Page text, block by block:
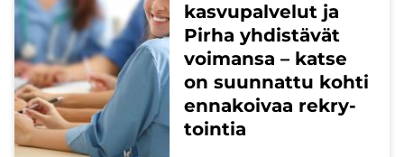
kas­vu­pal­ve­lut ja
Pirha yh­dis­tä­vät
voi­man­sa – katse
on suun­nat­tu kohti
en­na­koi­vaa rek­ry­
toin­tia